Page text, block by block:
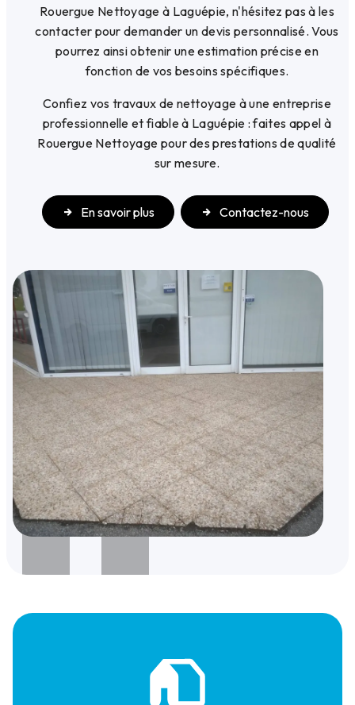
Rouergue Nettoyage à Laguépie, n'hésitez pas à les
contacter pour demander un devis personnalisé. Vous
pourrez ainsi obtenir une estimation précise en
fonction de vos besoins spécifiques.
Confiez vos travaux de nettoyage à une entreprise
professionnelle et fiable à Laguépie : faites appel à
Rouergue Nettoyage pour des prestations de qualité
sur mesure.
En savoir plus Contactez-nous